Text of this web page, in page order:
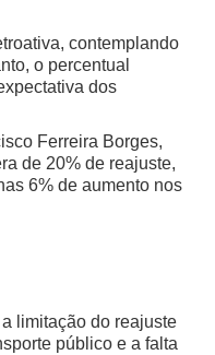
contemplando
o percentual
dos
Ferreira Borges,
de 20% de reajuste,
6% de aumento nos
limitação do reajuste
público e a falta